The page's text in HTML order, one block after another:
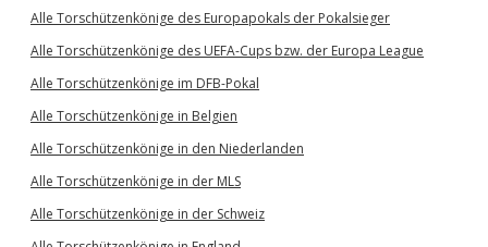
Alle Torschützenkönige des Europapokals der Pokalsieger
Alle Torschützenkönige des UEFA-Cups bzw. der Europa League
Alle Torschützenkönige im DFB-Pokal
Alle Torschützenkönige in Belgien
Alle Torschützenkönige in den Niederlanden
Alle Torschützenkönige in der MLS
Alle Torschützenkönige in der Schweiz